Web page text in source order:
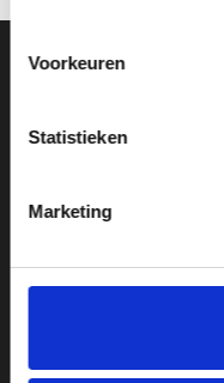
Voorkeuren
Statistieken
Marketing
Ons Adres
Van Zanden Sportprijzen
kvk: 92898432
Openingstijden: